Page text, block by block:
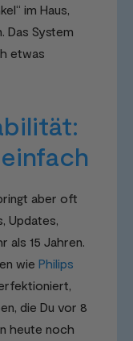
im Haus,
Das System
etwas
aber oft
Updates,
als 15 Jahren.
wie Philips
die Du vor 8
heute noch